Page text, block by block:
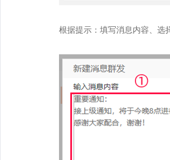
根据提示：填写消息内容、选